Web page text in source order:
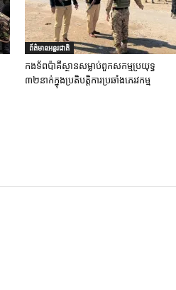
ព័ត៌មានអន្តរជាតិ
កងទ័ពប៉ាគីស្ថានសម្លាប់ពួកសកម្មប្រយុទ្ធ
៣២នាក់ក្នុងប្រតិបត្តិការប្រឆាំងភេរវកម្ម